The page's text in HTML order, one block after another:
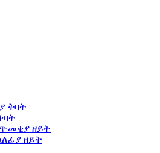
ቅባት
ዘይት
ዘይት